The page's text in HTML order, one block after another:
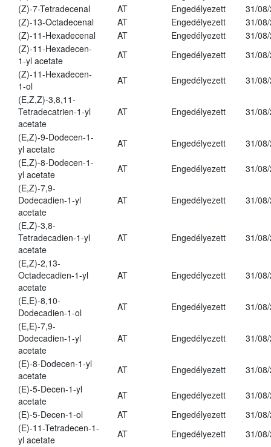
(Z)-7-Tetradecenal
AT Engedélyezett
31/
(Z)-13-Octadecenal
AT Engedélyezett
31/
(Z)-11-Hexadecenal
AT Engedélyezett
31/
(Z)-11-Hexadecen-
1-yl acetate
AT Engedélyezett
31/
(Z)-11-Hexadecen-
1-ol
AT Engedélyezett
31/
(E,Z,Z)-3,8,11-
Tetradecatrien-1-yl
acetate
AT Engedélyezett 31/
(E,Z)-9-Dodecen-1-
yl acetate
AT Engedélyezett
31/
(E,Z)-8-Dodecen-1-
yl acetate
AT Engedélyezett
31/
(E,Z)-7,9-
Dodecadien-1-yl
acetate
AT Engedélyezett 31/
(E,Z)-3,8-
Tetradecadien-1-yl
acetate
AT Engedélyezett 31/
(E,Z)-2,13-
Octadecadien-1-yl
acetate
AT Engedélyezett 31/
(E,E)-8,10-
Dodecadien-1-ol
AT Engedélyezett
31/
(E,E)-7,9-
Dodecadien-1-yl
acetate
AT Engedélyezett 31/
(E)-8-Dodecen-1-yl
acetate
AT Engedélyezett
31/
(E)-5-Decen-1-yl
acetate
AT Engedélyezett
31/
(E)-5-Decen-1-ol
AT Engedélyezett
31/
(E)-11-Tetradecen-1-
yl acetate
AT Engedélyezett 31/